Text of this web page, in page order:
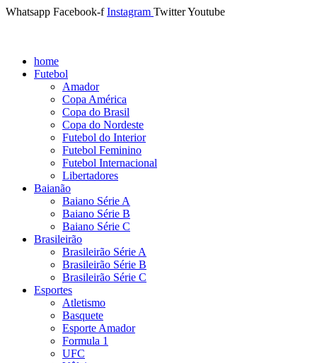
Whatsapp Facebook-f Instagram TwitterYoutube
home
Futebol
Amador
Copa América
Copa do Brasil
Copa do Nordeste
Futebol do Interior
Futebol Feminino
Futebol Internacional
Libertadores
Baianão
Baiano Série A
Baiano Série B
Baiano Série C
Brasileirão
Brasileirão Série A
Brasileirão Série B
Brasileirão Série C
Esportes
Atletismo
Basquete
Esporte Amador
Formula 1
UFC